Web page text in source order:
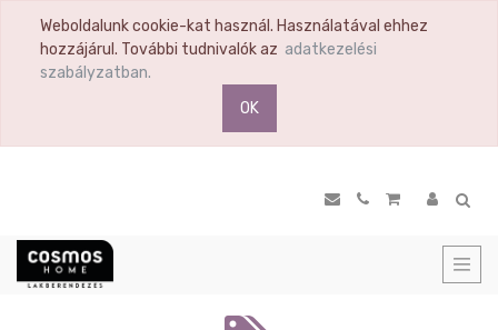
Weboldalunk cookie-kat használ. Használatával ehhez
hozzájárul. További tudnivalók az adatkezelési
szabályzatban.
OK
TERMÉK
KATEGÓRIA
termék
Komód
Vitrin